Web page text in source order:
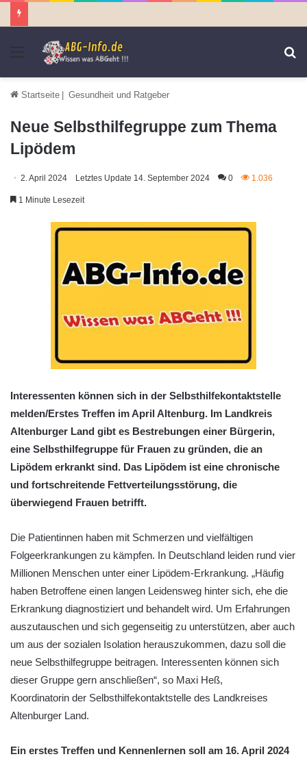
Menü
Startseite | Gesundheit und Ratgeber
Neue Selbsthilfegruppe zum Thema
Lipödem
2. April 2024 Letztes Update 14. September 2024 0 1.036
1 Minute Lesezeit
Interessenten können sich in der Selbsthilfekontaktstelle
melden/Erstes Treffen im April Altenburg. Im Landkreis
Altenburger Land gibt es Bestrebungen einer Bürgerin,
eine Selbsthilfegruppe für Frauen zu gründen, die an
Lipödem erkrankt sind. Das Lipödem ist eine chronische
und fortschreitende Fettverteilungsstörung, die
überwiegend Frauen betrifft.
Die Patientinnen haben mit Schmerzen und vielfältigen
Folgeerkrankungen zu kämpfen. In Deutschland leiden rund vier
Millionen Menschen unter einer Lipödem-Erkrankung. „Häufig
haben Betroffene einen langen Leidensweg hinter sich, ehe die
Erkrankung diagnostiziert und behandelt wird. Um Erfahrungen
auszutauschen und sich gegenseitig zu unterstützen, aber auch
um aus der sozialen Isolation herauszukommen, dazu soll die
neue Selbsthilfegruppe beitragen. Interessenten können sich
dieser Gruppe gern anschließen“, so Maxi Heß,
Koordinatorin der Selbsthilfekontaktstelle des Landkreises
Altenburger Land.
Ein erstes Treffen und Kennenlernen soll am 16. April 2024